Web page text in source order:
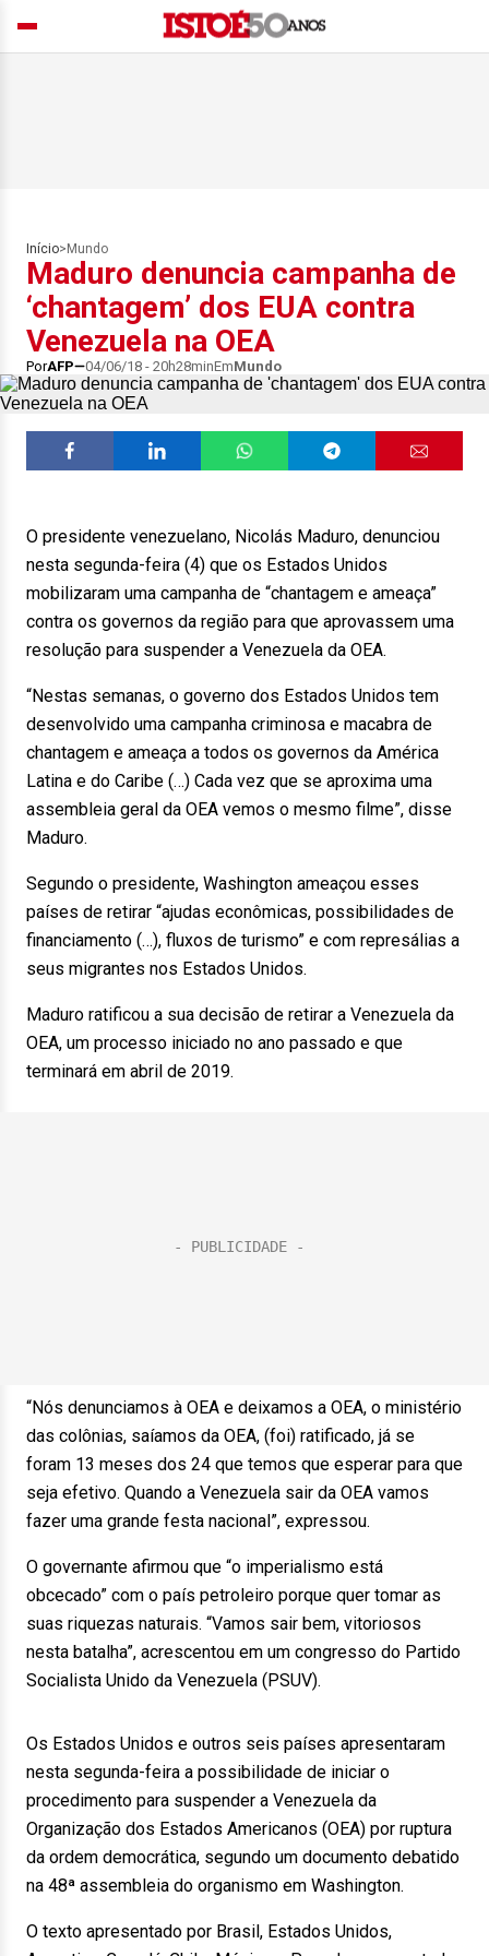
Início> Mundo
Maduro denuncia campanha de
‘chantagem’ dos EUA contra
Venezuela na OEA
PorAFP 04/06/18 - 20h28minEmMundo
O presidente venezuelano, Nicolás Maduro, denunciou
nesta segunda-feira (4) que os Estados Unidos
mobilizaram uma campanha de “chantagem e ameaça”
contra os governos da região para que aprovassem uma
resolução para suspender a Venezuela da OEA.
“Nestas semanas, o governo dos Estados Unidos tem
desenvolvido uma campanha criminosa e macabra de
chantagem e ameaça a todos os governos da América
Latina e do Caribe (…) Cada vez que se aproxima uma
assembleia geral da OEA vemos o mesmo filme”, disse
Maduro.
Segundo o presidente, Washington ameaçou esses
países de retirar “ajudas econômicas, possibilidades de
financiamento (…), fluxos de turismo” e com represálias a
seus migrantes nos Estados Unidos.
Maduro ratificou a sua decisão de retirar a Venezuela da
OEA, um processo iniciado no ano passado e que
terminará em abril de 2019.
“Nós denunciamos à OEA e deixamos a OEA, o ministério
das colônias, saíamos da OEA, (foi) ratificado, já se
foram 13 meses dos 24 que temos que esperar para que
seja efetivo. Quando a Venezuela sair da OEA vamos
fazer uma grande festa nacional”, expressou.
O governante afirmou que “o imperialismo está
obcecado” com o país petroleiro porque quer tomar as
suas riquezas naturais. “Vamos sair bem, vitoriosos
nesta batalha”, acrescentou em um congresso do Partido
Socialista Unido da Venezuela (PSUV).
Os Estados Unidos e outros seis países apresentaram
nesta segunda-feira a possibilidade de iniciar o
procedimento para suspender a Venezuela da
Organização dos Estados Americanos (OEA) por ruptura
da ordem democrática, segundo um documento debatido
na 48ª assembleia do organismo em Washington.
O texto apresentado por Brasil, Estados Unidos,